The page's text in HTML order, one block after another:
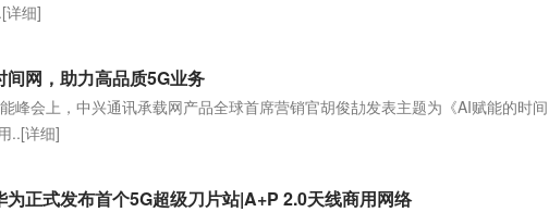
[详细]
网，助力高品质5G业务
峰会上，中兴通讯承载网产品全球首席营销官胡俊劼发表主题为《AI赋能的时间
..[详细]
正式发布首个5G超级刀片站|A+P 2.0天线商用网络